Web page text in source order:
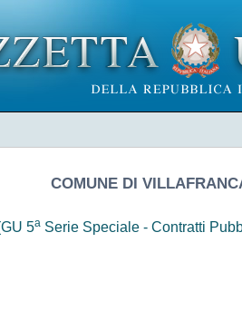
COMUNE DI
5a Serie Speciale - Contratti